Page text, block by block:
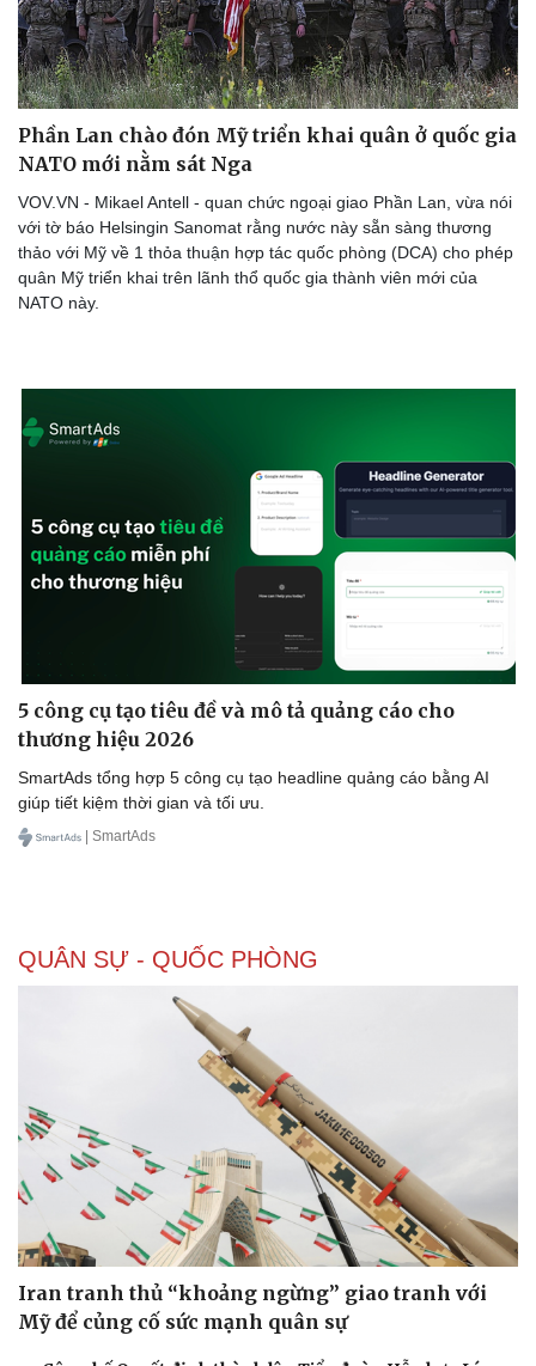
Phần Lan chào đón Mỹ triển khai quân ở quốc gia
NATO mới nằm sát Nga
VOV.VN - Mikael Antell - quan chức ngoại giao Phần Lan, vừa nói
với tờ báo Helsingin Sanomat rằng nước này sẵn sàng thương
thảo với Mỹ về 1 thỏa thuận hợp tác quốc phòng (DCA) cho phép
quân Mỹ triển khai trên lãnh thổ quốc gia thành viên mới của
NATO này.
5 công cụ tạo tiêu đề và mô tả quảng cáo cho
thương hiệu 2026
SmartAds tổng hợp 5 công cụ tạo headline quảng cáo bằng AI
giúp tiết kiệm thời gian và tối ưu.
| SmartAds
QUÂN SỰ - QUỐC PHÒNG
Iran tranh thủ “khoảng ngừng” giao tranh với
Mỹ để củng cố sức mạnh quân sự